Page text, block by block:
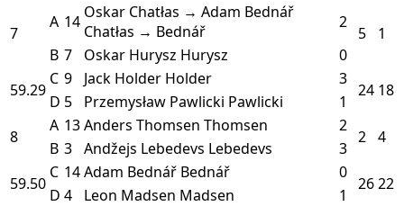
7
A 14 Oskar Chatłas → Adam Bednář
Chatłas → Bednář
2
5
1
B 7 Oskar Hurysz Hurysz
0
59.29
C 9 Jack Holder Holder 3
24 18
D 5 Przemysław Pawlicki Pawlicki
1
8
A 13Anders Thomsen Thomsen 2
2 4
B 3 Andžejs Lebedevs Lebedevs
3
59.50
C 14Adam Bednář Bednář 0
2622
D 4 Leon Madsen Madsen
1